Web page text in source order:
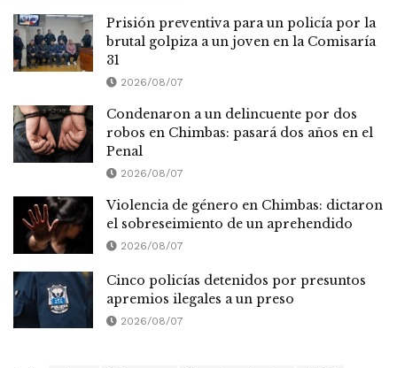
Prisión preventiva para un policía por la
brutal golpiza a un joven en la Comisaría
31
2026/08/07
Condenaron a un delincuente por dos
robos en Chimbas: pasará dos años en el
Penal
2026/08/07
Violencia de género en Chimbas: dictaron
el sobreseimiento de un aprehendido
2026/08/07
Cinco policías detenidos por presuntos
apremios ilegales a un preso
2026/08/07